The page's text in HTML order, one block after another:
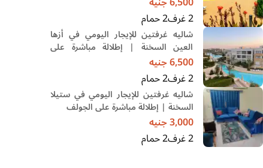
2غرف2حمام
شاليه غرفتين للإيجار اليومي في أزها
العين السخنة | إطلالة مباشرة على
اللاجون
6,500جنيه
2غرف2حمام
شاليه غرفتين للإيجار اليومي في ستيلا
السخنة | إطلالة مباشرة على الجولف
3,000جنيه
2غرف2حمام